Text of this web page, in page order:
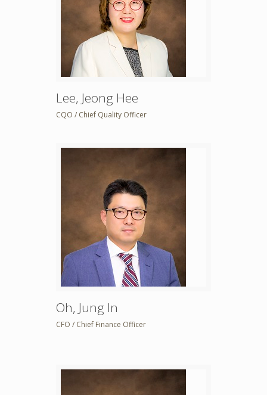
Lee, Jeong Hee
CQO / Chief Quality Officer
Oh, Jung In
CFO / Chief Finance Officer